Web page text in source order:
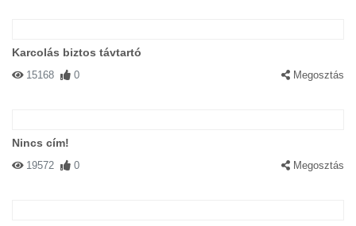
Karcolás biztos távtartó
15168 0 Megosztás
Nincs cím!
19572 0 Megosztás